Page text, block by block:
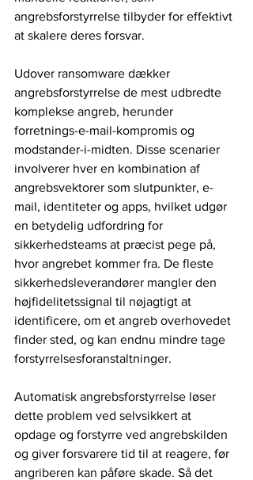
angrebsforstyrrelse tilbyder for effektivt
at skalere deres forsvar.
Udover ransomware dækker
angrebsforstyrrelse de mest udbredte
komplekse angreb, herunder
forretnings-e-mail-kompromis og
modstander-i-midten. Disse scenarier
involverer hver en kombination af
angrebsvektorer som slutpunkter, e-
mail, identiteter og apps, hvilket udgør
en betydelig udfordring for
sikkerhedsteams at præcist pege på,
hvor angrebet kommer fra. De fleste
sikkerhedsleverandører mangler den
højfidelitetssignal til nøjagtigt at
identificere, om et angreb overhovedet
finder sted, og kan endnu mindre tage
forstyrrelsesforanstaltninger.
Automatisk angrebsforstyrrelse løser
dette problem ved selvsikkert at
opdage og forstyrre ved angrebskilden
og giver forsvarere tid til at reagere, før
angriberen kan påføre skade. Så det